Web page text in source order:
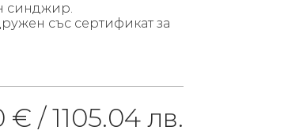
синджир.
със сертификат за
€ /1105.04 лв.